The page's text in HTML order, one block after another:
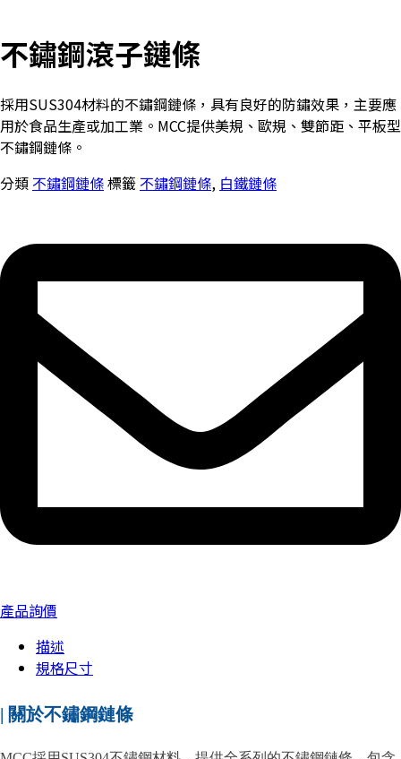
不鏽鋼滾子鏈條
採用SUS304材料的不鏽鋼鏈條，具有良好的防鏽效果，主要應
用於食品生產或加工業。MCC提供美規、歐規、雙節距、平板型
不鏽鋼鏈條。
分類不鏽鋼鏈條標籤不鏽鋼鏈條, 白鐵鏈條
產品詢價
描述
規格尺寸
| 關於不鏽鋼鏈條